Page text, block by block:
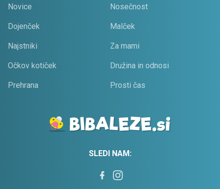
Novice Nosečnost
Dojenček Malček
Najstniki Za mami
Očkov kotiček Družina in odnosi
Prehrana Prosti čas
SLEDI NAM: